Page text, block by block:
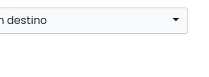
destino